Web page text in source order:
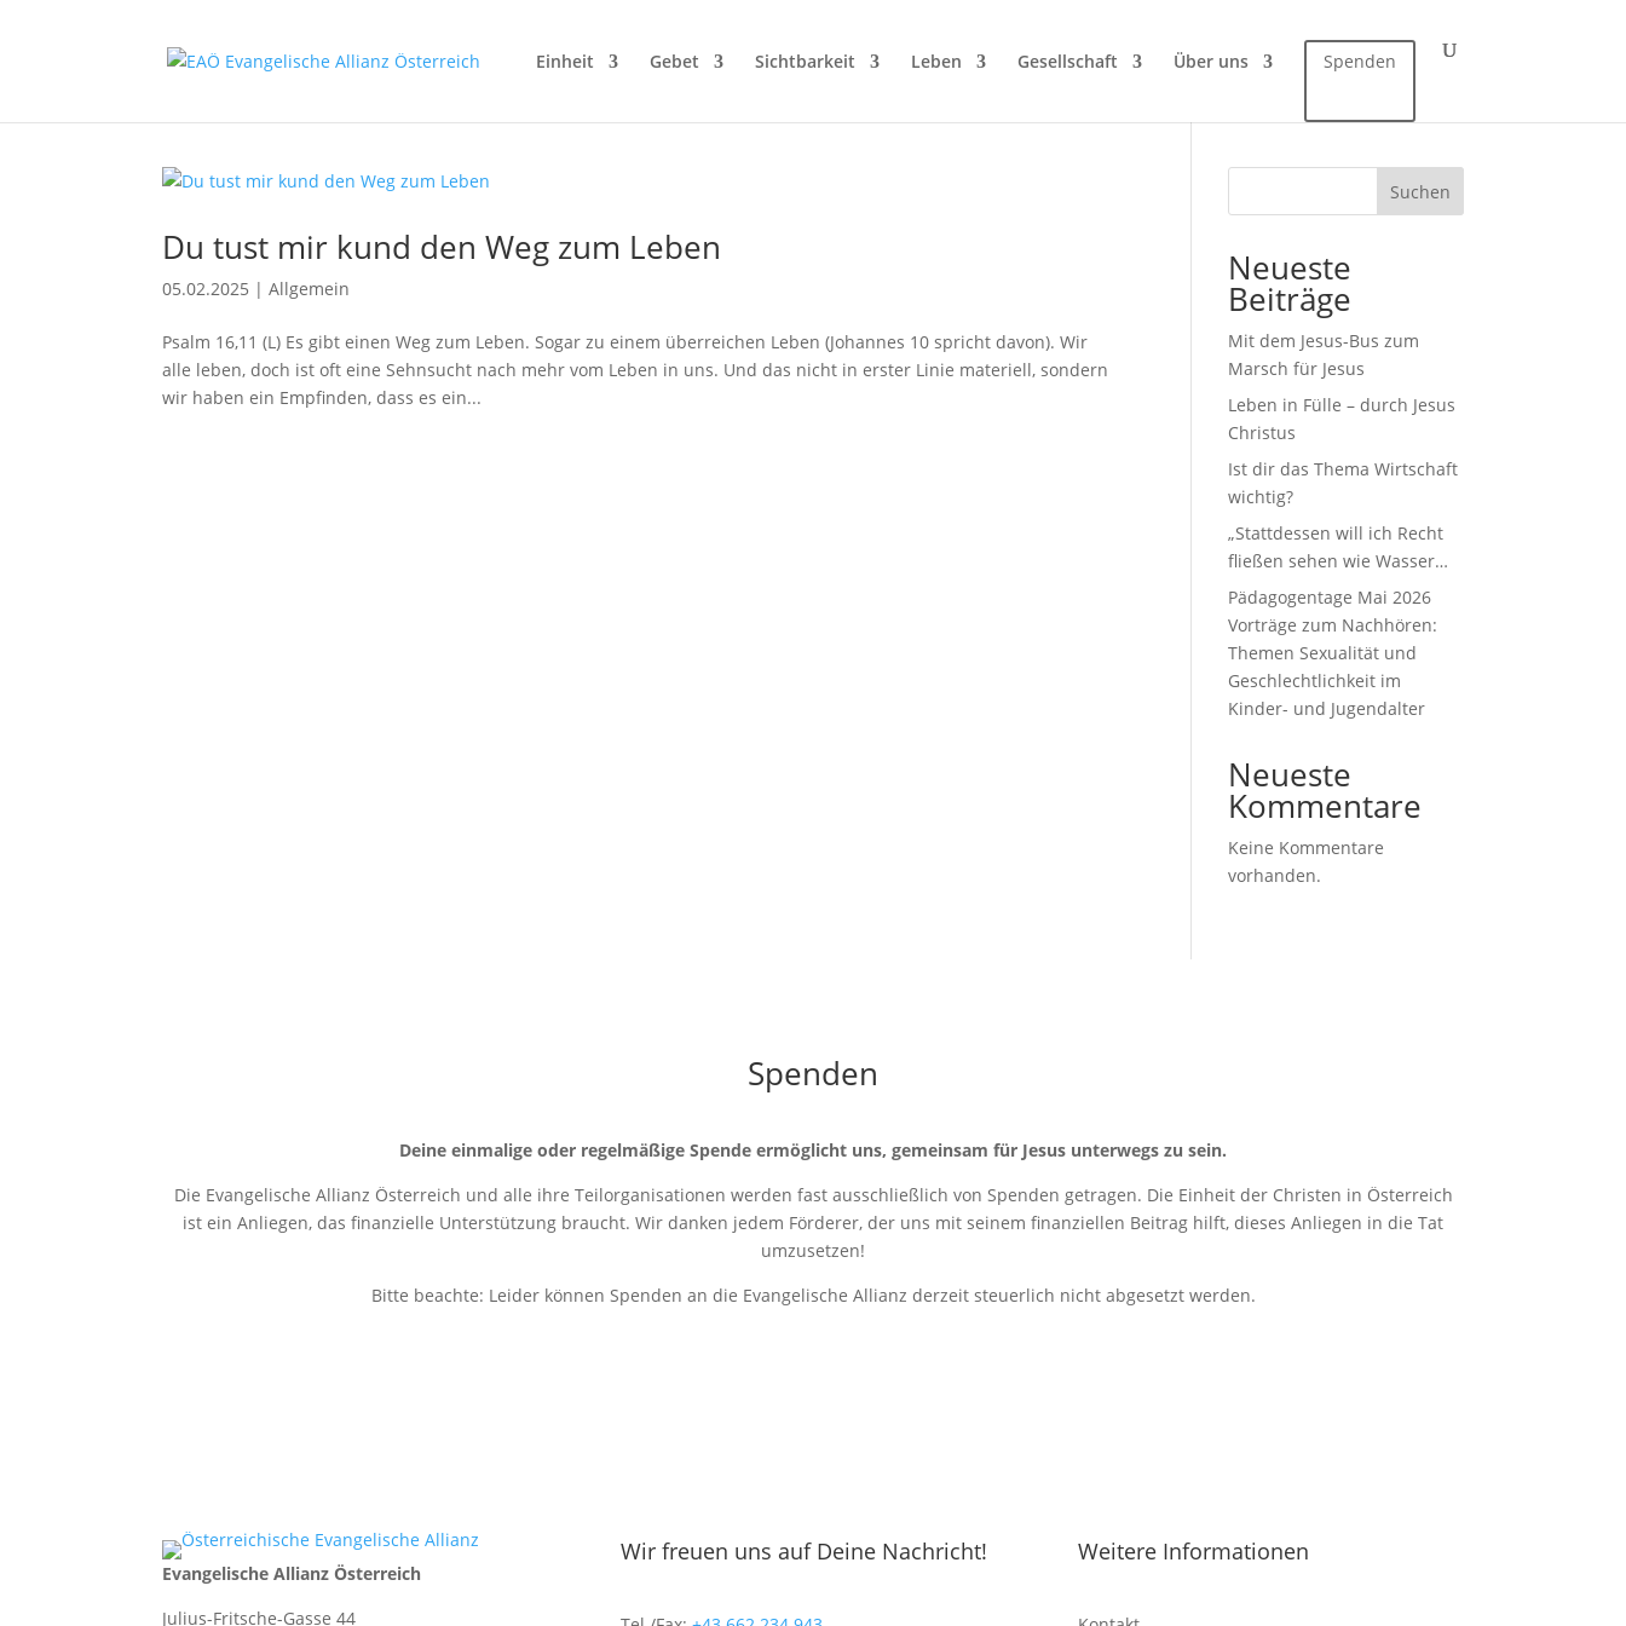
Einheit Gebet Sichtbarkeit Leben Gesellschaft Über uns Spenden
Du tust mir kund den Weg zum Leben
05.02.2025 |Allgemein
Psalm 16,11 (L) Es gibt einen Weg zum Leben. Sogar zu einem überreichen Leben (Johannes 10 spricht davon). Wir
alle leben, doch ist oft eine Sehnsucht nach mehr vom Leben in uns. Und das nicht in erster Linie materiell, sondern
wir haben ein Empfinden, dass es ein...
Suchen
Neueste
Beiträge
Mit dem Jesus-Bus zum
Marsch für Jesus
Leben in Fülle – durch Jesus
Christus
Ist dir das Thema Wirtschaft
wichtig?
„Stattdessen will ich Recht
fließen sehen wie Wasser…
Pädagogentage Mai 2026
Vorträge zum Nachhören:
Themen Sexualität und
Geschlechtlichkeit im
Kinder- und Jugendalter
Neueste
Kommentare
Keine Kommentare
vorhanden.
Spenden
Deine einmalige oder regelmäßige Spende ermöglicht uns, gemeinsam für Jesus unterwegs zu sein.
Die Evangelische Allianz Österreich und alle ihre Teilorganisationen werden fast ausschließlich von Spenden getragen. Die Einheit der Christen in Österreich
ist ein Anliegen, das finanzielle Unterstützung braucht. Wir danken jedem Förderer, der uns mit seinem finanziellen Beitrag hilft, dieses Anliegen in die Tat
umzusetzen!
Bitte beachte: Leider können Spenden an die Evangelische Allianz derzeit steuerlich nicht abgesetzt werden.
Evangelische Allianz Österreich
Julius-Fritsche-Gasse 44
Wir freuen uns auf Deine Nachricht! Weitere Informationen